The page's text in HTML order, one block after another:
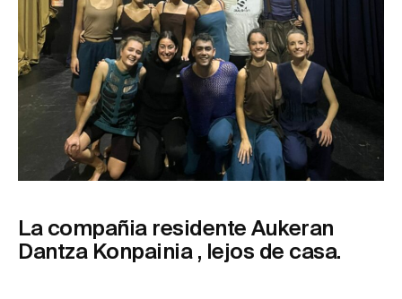
La compañia residente Aukeran
Dantza Konpainia , lejos de casa.